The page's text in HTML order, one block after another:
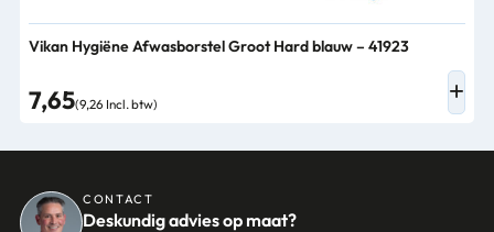
Vikan Hygiëne Afwasborstel Groot Hard blauw – 41923
7,65(9,26 Incl. btw)
CONTACT
Deskundig advies op maat?